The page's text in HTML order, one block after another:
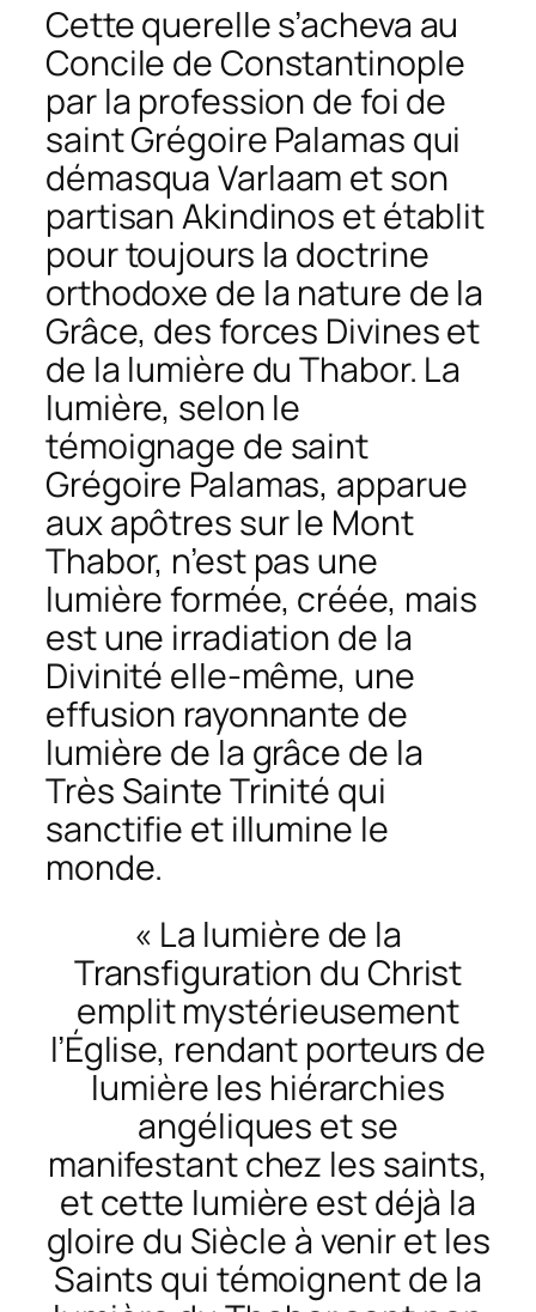
Cette querelle s’acheva au
Concile de Constantinople
par la profession de foi de
saint Grégoire Palamas qui
démasqua Varlaam et son
partisan Akindinos et établit
pour toujours la doctrine
orthodoxe de la nature de la
Grâce, des forces Divines et
de la lumière du Thabor. La
lumière, selon le
témoignage de saint
Grégoire Palamas, apparue
aux apôtres sur le Mont
Thabor, n’est pas une
lumière formée, créée, mais
est une irradiation de la
Divinité elle-même, une
effusion rayonnante de
lumière de la grâce de la
Très Sainte Trinité qui
sanctifie et illumine le
monde.
« La lumière de la
Transfiguration du Christ
emplit mystérieusement
l’Église, rendant porteurs de
lumière les hiérarchies
angéliques et se
manifestant chez les saints,
et cette lumière est déjà la
gloire du Siècle à venir et les
Saints qui témoignent de la